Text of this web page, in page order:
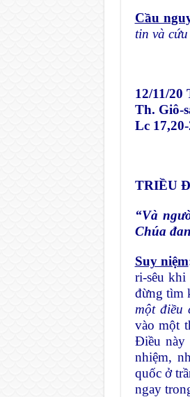
Cầu
tin và
12/11/20
Th. Giô-
Lc
TRIỀU
“Và
Chúa
Suy niệm
ri-sêu khi
đừng tìm
một điều
vào một
Điều này
nhiệm,
quốc ở
ngay